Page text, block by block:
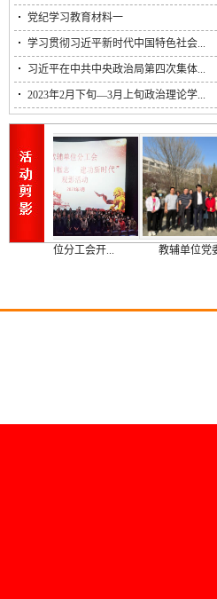
党纪学习教育材料一
学习贯彻习近平新时代中国特色社会...
习近平在中共中央政治局第四次集体...
2023年2月下旬—3月上旬政治理论学...
单位分工会开... 教辅单位党委开展...